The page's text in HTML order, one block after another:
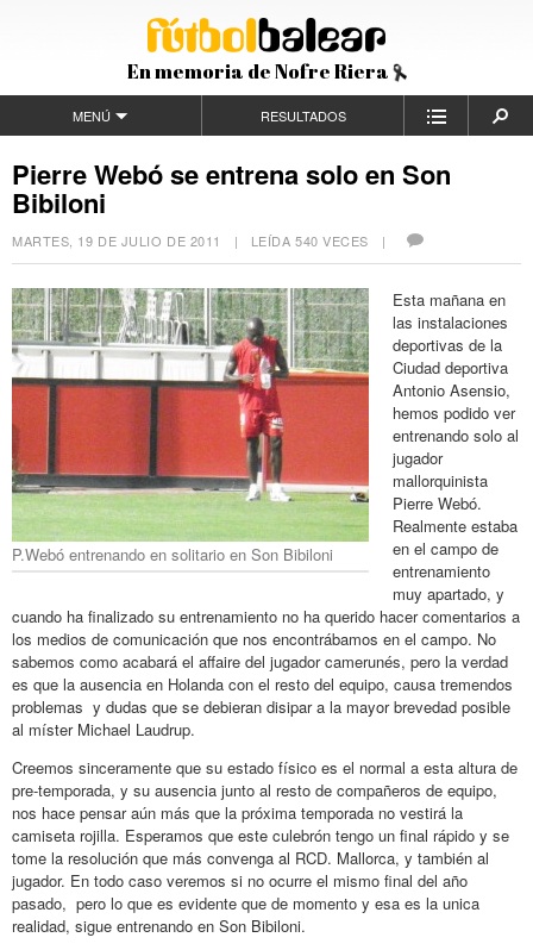
En memoria de Nofre Riera
MENÚ RESULTADOS
Pierre Webó se entrena solo en Son
Bibiloni
MARTES, 19 DE JULIO DE 2011 | LEÍDA 540 VECES |
P.Webó entrenando en solitario en Son Bibiloni
Esta mañana en
las instalaciones
deportivas de la
Ciudad deportiva
Antonio Asensio,
hemos podido ver
entrenando solo al
jugador
mallorquinista
Pierre Webó.
Realmente estaba
en el campo de
entrenamiento
muy apartado, y
cuando ha finalizado su entrenamiento no ha querido hacer comentarios a
los medios de comunicación que nos encontrábamos en el campo. No
sabemos como acabará el affaire del jugador camerunés, pero la verdad
es que la ausencia en Holanda con el resto del equipo, causa tremendos
problemas y dudas que se debieran disipar a la mayor brevedad posible
al míster Michael Laudrup.
Creemos sinceramente que su estado físico es el normal a esta altura de
pre-temporada, y su ausencia junto al resto de compañeros de equipo,
nos hace pensar aún más que la próxima temporada no vestirá la
camiseta rojilla. Esperamos que este culebrón tengo un final rápido y se
tome la resolución que más convenga al RCD. Mallorca, y también al
jugador. En todo caso veremos si no ocurre el mismo final del año
pasado, pero lo que es evidente que de momento y esa es la unica
realidad, sigue entrenando en Son Bibiloni.